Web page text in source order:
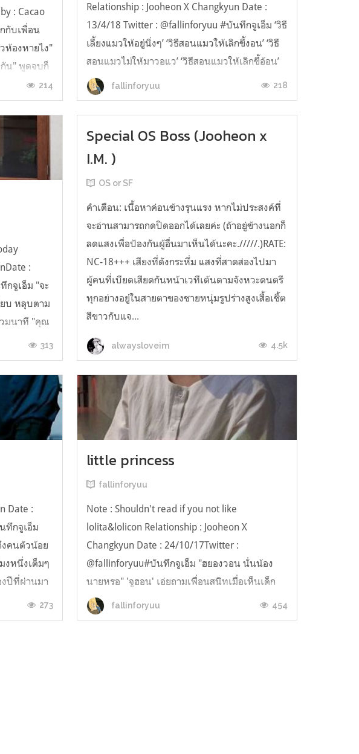
: Cacao
กับเพื่อน
ห้องหายไง"
กัน" พูดจบก็
ถที่ป้าย
ะนักไม่ต้อง
214
Relationship : Jooheon X Changkyun Date :
13/4/18 Twitter : @fallinforyuu #บันทึกจูเอ็ม ‘วิธี
เลี้ยงแมวให้อยู่นิ่งๆ’ ‘วิธีสอนแมวให้เลิกขี้งอน’ ‘วิธี
สอนแมวไม่ให้มาวอแว’ ‘วิธีสอนแมวให้เลิกขี้อ้อน’
‘วิธีหลอกแมวไปทิ้งแบบแนบเนียน’ จูฮอนย่นหัวคิ้ว
เป็นรอบที...
fallinforyuu 218
:
กจูเอ็ม "จะ
ยบ หลุบตาม
มนาที "คุณ
ร้อมสะอื้น313
Special OS Boss (Jooheon x
I.M. )
OS or SF
คำเตือน: เนื้อหาค่อนข้างรุนแรง หากไม่ประสงค์ที่
จะอ่านสามารถกดปิดออกได้เลยค่ะ (ถ้าอยู่ข้างนอกก็
ลดแสงเพื่อป้องกันผู้อื่นมาเห็นได้นะคะ./////.)RATE:
NC-18+++ เสียงที่ดังกระหึ่ม แสงที่สาดส่องไปมา
ผู้คนที่เบียดเสียดกันหน้าเวทีเต้นตามจังหวะดนตรี
ทุกอย่างอยู่ในสายตาของชายหนุ่มรูปร่างสูงเสื้อเชิ้ต
สีขาวกับแจ...
alwaysloveim 4.5k
Date :
ทึกจูเอ็ม
งคนตัวน้อย
งหนึ่งเต็มๆ
งปีที่ผ่านมา
มทำงาน 273
little princess
fallinforyuu
Note : Shouldn't read if you not like
lolita&lolicon Relationship : Jooheon X
Changkyun Date : 24/10/17Twitter :
@fallinforyuu#บันทึกจูเอ็ม "ฮยองวอน นั่นน้อง
นายหรอ" 'จูฮอน' เอ่ยถามเพื่อนสนิทเมื่อเห็นเด็ก
คนนึงวิ่งเล่นผ่านห้องที่เขานั่งทำงานกับเพื่อนอยู่
เป็นประจำ แต่ก็ไม่เคยถามสักที "อืม ชื่อหน...
fallinforyuu 454